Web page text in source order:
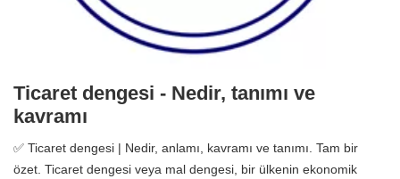
Ticaret dengesi - Nedir, tanımı ve
kavramı
✅ Ticaret dengesi | Nedir, anlamı, kavramı ve tanımı. Tam bir
özet. Ticaret dengesi veya mal dengesi, bir ülkenin ekonomik